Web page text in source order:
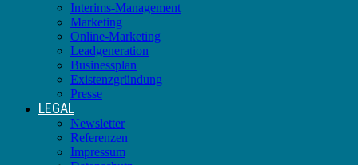
Interims-Management
Marketing
Online-Marketing
Leadgeneration
Businessplan
Existenzgründung
Presse
LEGAL
Newsletter
Referenzen
Impressum